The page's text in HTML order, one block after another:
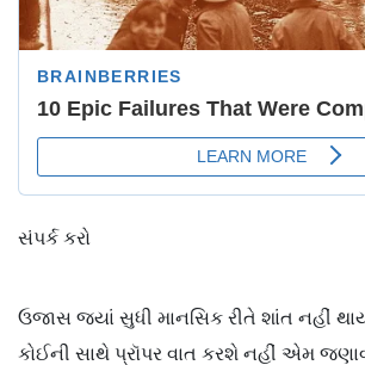
સંપર્ક કરો
ઉજાસ જ્યાં સુધી માનસિક રીતે શાંત નહીં
કોઈની સાથે પ્રૉપર વાત કરશે નહીં એમ